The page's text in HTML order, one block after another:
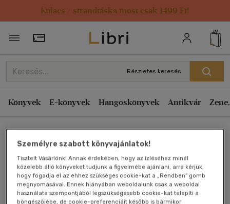
Kulacs / strandtáska most csak 1499 Ft!
Törzsvásárlói Kártya adatai
Részletes keresés
Könyvek E-könyvek Hangoskönyvek Antikvár
Ideje az összegzésnek
Dr. Klár András
Személyre szabott könyvajánlatok!
Tisztelt Vásárlónk! Annak érdekében, hogy az ízléséhez minél
közelebb álló könyveket tudjunk a figyelmébe ajánlani, arra kérjük,
hogy fogadja el az ehhez szükséges cookie-kat a „Rendben” gomb
megnyomásával. Ennek hiányában weboldalunk csak a weboldal
használata szempontjából legszükségesebb cookie-kat telepíti a
böngészőjébe, de cookie-preferenciáit később is bármikor